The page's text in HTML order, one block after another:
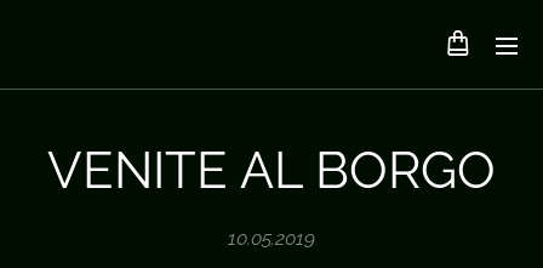
VENITE AL BORGO
10.05.2019